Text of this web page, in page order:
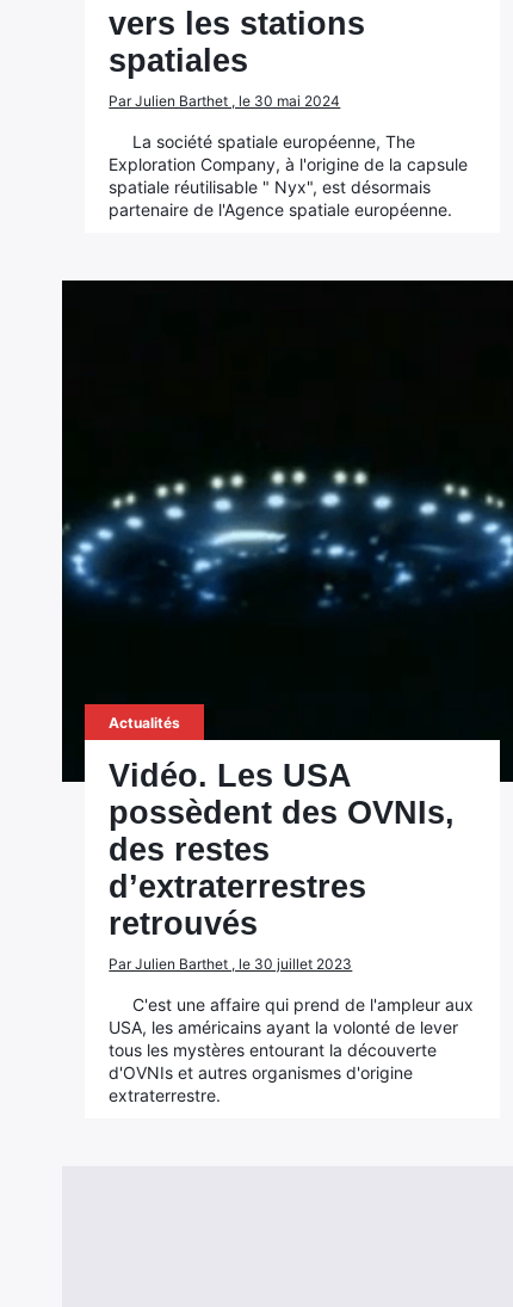
vers les stations
spatiales
Par Julien Barthet , le 30 mai 2024
La société spatiale européenne, The
Exploration Company, à l'origine de la capsule
spatiale réutilisable " Nyx", est désormais
partenaire de l'Agence spatiale européenne.
Actualités
Vidéo. Les USA
possèdent des OVNIs,
des restes
d’extraterrestres
retrouvés
Par Julien Barthet , le 30 juillet 2023
C'est une affaire qui prend de l'ampleur aux
USA, les américains ayant la volonté de lever
tous les mystères entourant la découverte
d'OVNIs et autres organismes d'origine
extraterrestre.